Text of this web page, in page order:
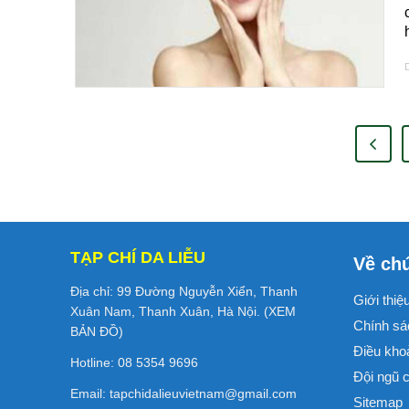
TẠP CHÍ DA LIỄU
Địa chỉ: 99 Đường Nguyễn Xiển, Thanh
Xuân Nam, Thanh Xuân, Hà Nội. (XEM
BẢN ĐỒ)
Hotline: 08 5354 9696
Email: tapchidalieuvietnam@gmail.com
Về
Giới
Chính
Điều
Đội ngũ
Sitemap